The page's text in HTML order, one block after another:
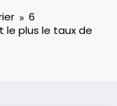
6
plus le taux de